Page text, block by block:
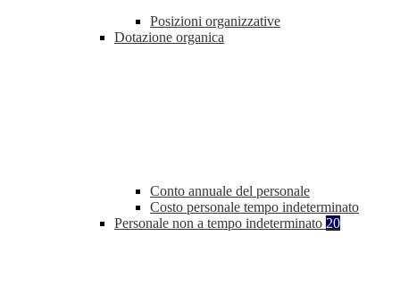
Posizioni organizzative
Dotazione organica
Conto annuale del personale
Costo personale tempo indeterminato
Personale non a tempo indeterminato 20